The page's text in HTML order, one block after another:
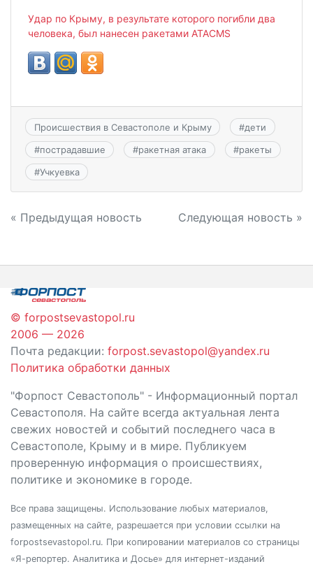
Удар по Крыму, в результате которого погибли два
человека, был нанесен ракетами ATACMS
Происшествия в Севастополе и Крыму #дети
#пострадавшие #ракетная атака #ракеты
#Учкуевка
Навигация
записям
« Предыдущая новость Следующая новость »
© forpostsevastopol.ru
2006 — 2026
Почта редакции: forpost.sevastopol@yandex.ru
Политика обработки данных
"Форпост Севастополь" - Информационный портал
Севастополя. На сайте всегда актуальная лента
свежих новостей и событий последнего часа в
Севастополе, Крыму и в мире. Публикуем
проверенную информация о происшествиях,
политике и экономике в городе.
Все права защищены. Использование любых материалов,
размещенных на сайте, разрешается при условии ссылки на
forpostsevastopol.ru. При копировании материалов со страницы
«Я-репортер. Аналитика и Досье» для интернет-изданий